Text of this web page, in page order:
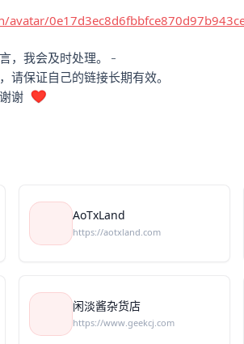
avatar/
，我会及时处理。
请保证自己的链接长期有效。
谢
AoTxLand
https://aotxland.com
闲淡酱杂货店
https://www.geekcj.com